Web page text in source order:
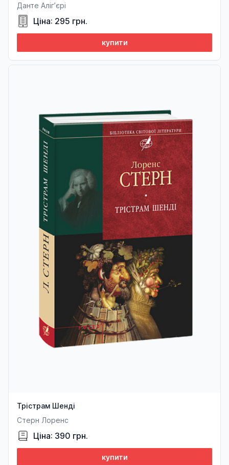
Данте Аліг’єрі
Ціна: 295 грн.
купити
Трістрам Шенді
Стерн Лоренс
Ціна: 390 грн.
купити